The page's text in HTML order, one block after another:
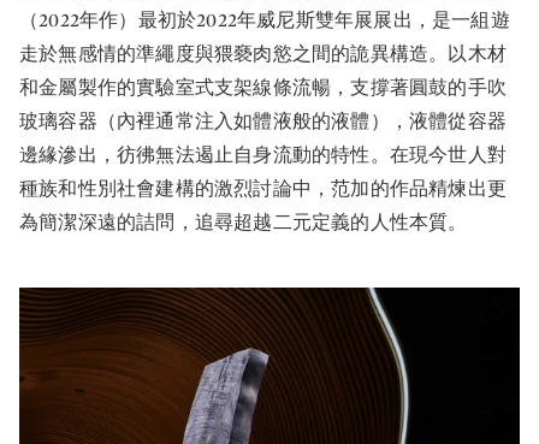
（2022年作）最初於2022年威尼斯雙年展展出，是一組遊
走於無感情的準繩度與猥褻肉慾之間的詭異構造。以木材
和金屬製作的實驗室式支架線條流暢，支撐著圓鼓的手吹
玻璃容器（內裡通常注入如體液般的液體），液體從容器
邊緣滲出，彷彿無法遏止自身流動的特性。在現今世人對
種族和性別社會建構的激烈討論中，范加的作品精煉出更
為簡潔深遠的詰問，追尋超越二元定義的人性本質。